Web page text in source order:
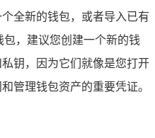
全新的钱包，或者导入已有
，建议您创建一个新的钱
钥，因为它们就像是您打开
管理钱包资产的重要凭证。